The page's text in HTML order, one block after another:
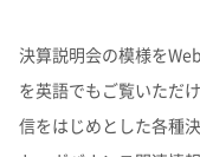
決算説明会の模様を
を英語でもご覧いただ
信をはじめとした各種